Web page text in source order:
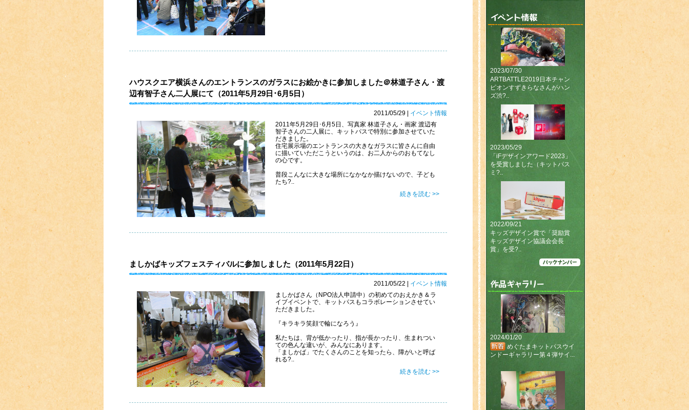
ハウスクエア横浜さんのエントランスのガラスにお絵かきに参加しました＠林道子さん・渡
辺有智子さん二人展にて（2011年5月29日･6月5日）
2011/05/29 | イベント情報
2011年5月29日･6月5日、写真家 林道子さん・画家 渡辺有
智子さんの二人展に、キットパスで特別に参加させていた
だきました。
住宅展示場のエントランスの大きなガラスに皆さんに自由
に描いていただこうというのは、お二人からのおもてなし
の心です。
普段こんなに大きな場所になかなか描けないので、子ども
たち?..
続きを読む >>
ましかばキッズフェスティバルに参加しました（2011年5月22日）
2011/05/22 | イベント情報
ましかばさん（NPO法人申請中）の初めてのおえかき＆ラ
イブイベントで、キットパスもコラボレーションさせてい
ただきました。
『キラキラ笑顔で輪になろう』
私たちは、背が低かったり、指が長かったり、生まれつい
ての色んな違いが、みんなにあります。
「ましかば」でたくさんのことを知ったら、障がいと呼ば
れる?..
続きを読む >>
メディアでのご紹介をまと
めたページをつくりまし
た！
「iFデザインアワード
2023」を受賞しました（キ
ットパスミディアムで受賞
しました）
(2023/05/29)
今年も、文具女子博in大阪
2023に出展しました。おお
くの皆様のご来場、誠にあ
りがとうございました。
(2023/04/20〜2023/04/23)
【キットパス号に関するお
知らせ】
(2023/04/02)
今年もギフトショーに出展
しました（2023年2月15
京インターナショナル・ギ
フト・ショー春2023＠東京
ビッグサイト）多くの皆様
のご来場誠にありがとうご
ざいました。
(2023/02/15〜2023/02/17)
「第35回2023年新春文紙フ
ら】が文紙フェア大賞金賞
を受賞しました。
(2023/01/12)
キットパスで“楽がき”でき
るスペシャルカー キットパ
ス号ができました！
(2022/11/11)
2023/07/30
ARTBATTLE2019日本チャン
ピオンすずきらなさんがハン
ズ渋?..
2023/05/29
「iFデザインアワード2023」
を受賞しました（キットパス
ミ?..
2022/09/21
キッズデザイン賞で「奨励賞
キッズデザイン協議会会長
賞」を受?..
2024/01/20
めぐたまキットパスウイ
ンドーギャラリー第４弾サイ...